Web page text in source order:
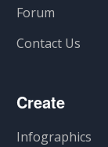
Forum
Contact Us
Create
Infographics